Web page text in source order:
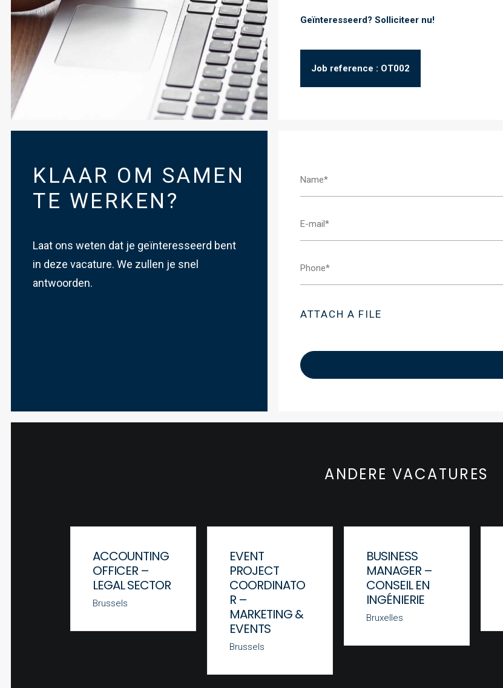
Geïnteresseerd? Solliciteer nu!
Job reference : OT002
KLAAR OM SAMEN
TE WERKEN?
Laat ons weten dat je geïnteresseerd bent
in deze vacature. We zullen je snel
antwoorden.
ATTACH A FILE
ANDERE VACATURES
ACCOUNTING
OFFICER –
LEGAL SECTOR
Brussels
EVENT
PROJECT
COORDINATO
R –
MARKETING &
EVENTS
Brussels
BUSINESS
MANAGER –
CONSEIL EN
INGÉNIERIE
Bruxelles